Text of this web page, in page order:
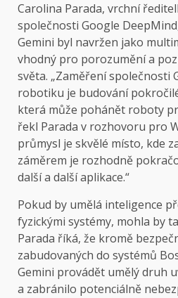
Carolina Parada, vrchní
společnosti Google
Gemini byl navržen jako
vhodný pro porozumění a
světa. „Zaměření společnosti
robotiku je budování
která může pohánět roboty
řekl Parada v rozhovoru pro
průmysl je skvělé místo, kde
záměrem je rozhodně
další a další aplikace.“
Pokud by umělá inteligence
fyzickými systémy, mohla by
Parada říká, že kromě
zabudovaných do systémů
Gemini provádět umělý druh
a zabránilo potenciálně